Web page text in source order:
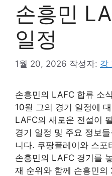
손흥민
일정
1월 20, 2026 작성자: 강
손흥민의 LAFC 합류 소
10월 그의 경기 일정에
LAFC의 새로운 전설이
경기 일정 및 주요 정보
니다. 쿠팡플레이와 스포
손흥민의 LAFC 경기를
재 순위와 함께 손흥민